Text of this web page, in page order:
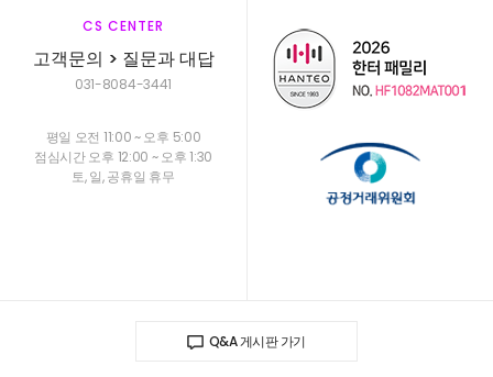
CS CENTER
고객문의 > 질문과 대답
031-8084-3441
평일 오전 11:00 ~ 오후 5:00
점심시간 오후 12:00 ~ 오후 1:30
토, 일, 공휴일 휴무
Q&A 게시판 가기